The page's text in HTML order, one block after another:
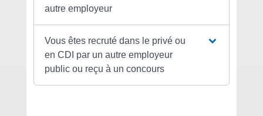
autre employeur
Vous êtes recruté dans le privé ou
en CDI par un autre employeur
public ou reçu à un concours